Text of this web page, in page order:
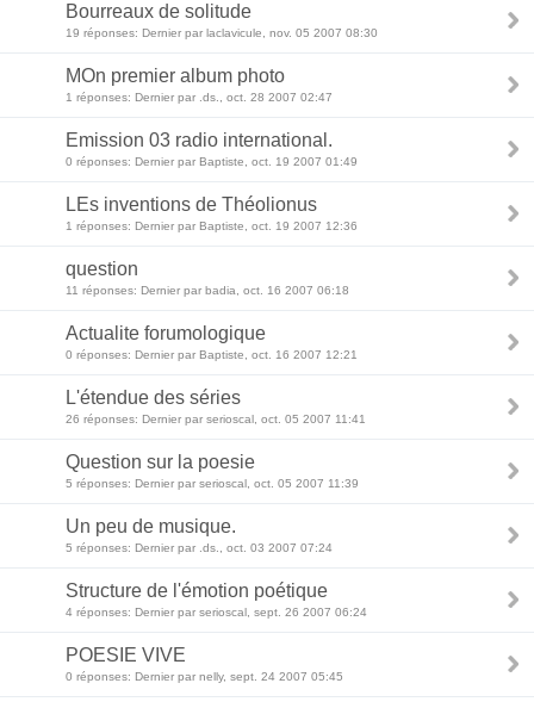
Bourreaux de solitude
19 réponses: Dernier par laclavicule, nov. 05 2007 08:30
MOn premier album photo
1 réponses: Dernier par .ds., oct. 28 2007 02:47
Emission 03 radio international.
0 réponses: Dernier par Baptiste, oct. 19 2007 01:49
LEs inventions de Théolionus
1 réponses: Dernier par Baptiste, oct. 19 2007 12:36
question
11 réponses: Dernier par badia, oct. 16 2007 06:18
Actualite forumologique
0 réponses: Dernier par Baptiste, oct. 16 2007 12:21
L'étendue des séries
26 réponses: Dernier par serioscal, oct. 05 2007 11:41
Question sur la poesie
5 réponses: Dernier par serioscal, oct. 05 2007 11:39
Un peu de musique.
5 réponses: Dernier par .ds., oct. 03 2007 07:24
Structure de l'émotion poétique
4 réponses: Dernier par serioscal, sept. 26 2007 06:24
POESIE VIVE
0 réponses: Dernier par nelly, sept. 24 2007 05:45